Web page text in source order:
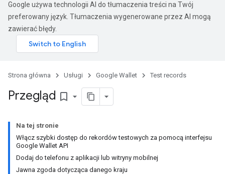
Google używa technologii AI do tłumaczenia treści na Twój
preferowany język. Tłumaczenia wygenerowane przez AI mogą
zawierać błędy.
Strona główna Usługi Google Wallet Test records
Przegląd bookmark_border
Na tej stronie
Włącz szybki dostęp do rekordów testowych za pomocą interfejsu
Google Wallet API
Dodaj do telefonu z aplikacji lub witryny mobilnej
Jawna zgoda dotycząca danego kraju